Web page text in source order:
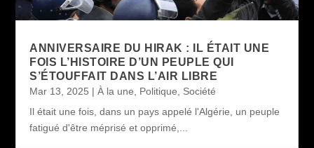
ANNIVERSAIRE DU HIRAK : IL ÉTAIT UNE
FOIS L’HISTOIRE D’UN PEUPLE QUI
S’ÉTOUFFAIT DANS L’AIR LIBRE
Mar 13, 2025 |À la une Politique
Société
Il était une fois, dans un pays appelé l'Algérie, un peuple
fatigué d'être méprisé et opprimé,...